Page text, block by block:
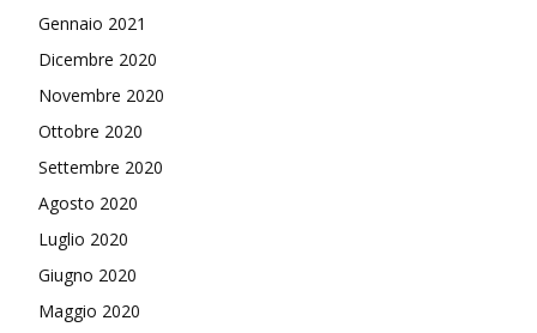
Gennaio 2021
Dicembre 2020
Novembre 2020
Ottobre 2020
Settembre 2020
Agosto 2020
Luglio 2020
Giugno 2020
Maggio 2020